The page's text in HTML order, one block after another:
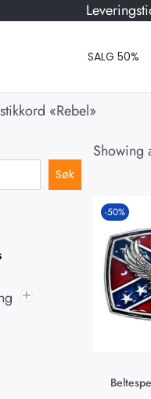
SALG 50%
«Rebel»
Søk
Showing
-50%